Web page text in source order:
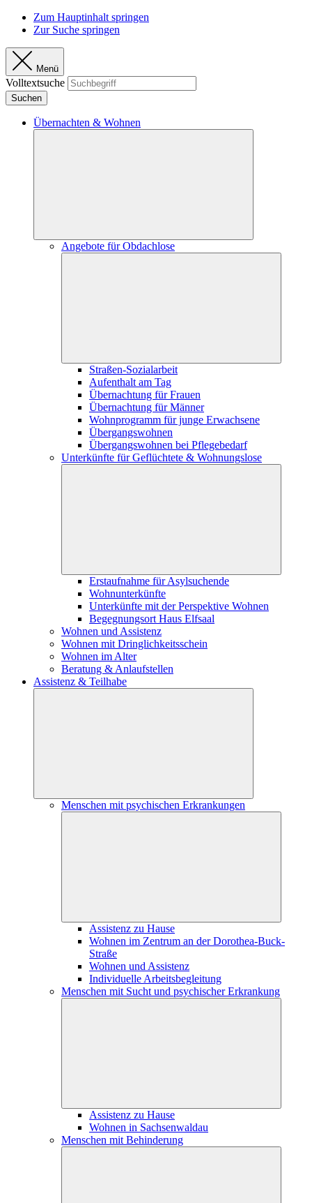
Zum Hauptinhalt springen
Zur Suche springen
Menü
Volltextsuche
Suchen
Übernachten & Wohnen
Angebote für Obdachlose
Straßen-Sozialarbeit
Aufenthalt am Tag
Übernachtung für Frauen
Übernachtung für Männer
Wohnprogramm für junge Erwachsene
Übergangswohnen
Übergangswohnen bei Pflegebedarf
Unterkünfte für Geflüchtete & Wohnungslose
Erstaufnahme für Asylsuchende
Wohnunterkünfte
Unterkünfte mit der Perspektive Wohnen
Begegnungsort Haus Elfsaal
Wohnen und Assistenz
Wohnen mit Dringlichkeitsschein
Wohnen im Alter
Beratung & Anlaufstellen
Assistenz & Teilhabe
Menschen mit psychischen Erkrankungen
Assistenz zu Hause
Wohnen im Zentrum an der Dorothea-Buck-
Straße
Wohnen und Assistenz
Individuelle Arbeitsbegleitung
Menschen mit Sucht und psychischer Erkrankung
Assistenz zu Hause
Wohnen in Sachsenwaldau
Menschen mit Behinderung